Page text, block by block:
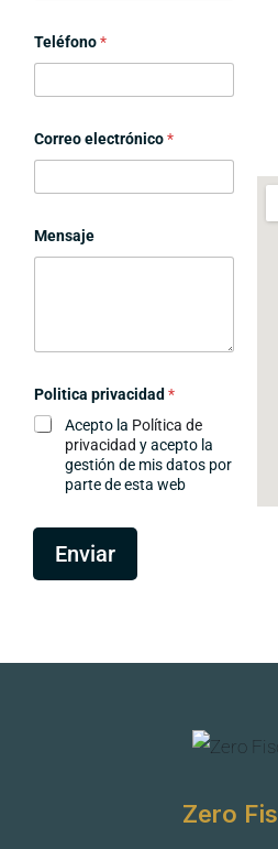
Teléfono*
Correo electrónico*
Mensaje
Politica privacidad *
Acepto la Política de
privacidad y acepto la
gestión de mis datos por
parte de esta web
r
Enviar
Zero